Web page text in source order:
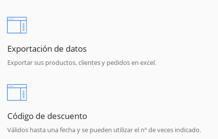
Exportación de datos
Exportar sus productos, clientes y pedidos en excel.
Código de descuento
Válidos hasta una fecha y se pueden utilizar el nº de veces indicado.